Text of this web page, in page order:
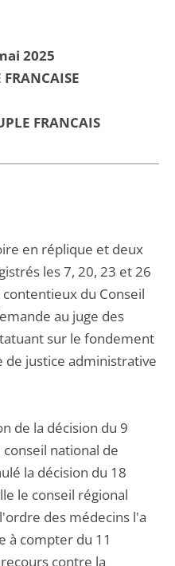
2025
FRANCAIS
en réplique et deux
les 7, 20, 23 et 26
du Conseil
au juge des
sur le fondement
de justice administrative
de la décision du 9
national de
la décision du 18
le conseil régional
des médecins l'a
à compter du 11
contre la